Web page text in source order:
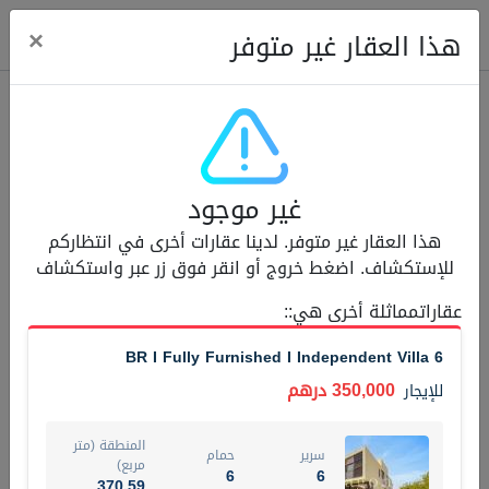
Modern Renovated Unit Near Marina Metro Station
شقة للإيجار 95,000 درهم
3
سرير
1
1
مربع)
المعروض
غير مفروش /ة
اسم الوسيط
NILOOFAR ABBAS VAKIL
رقم الوسيط
هذا العقار غير متوفر ×
غير موجود
هذا العقار غير متوفر. لدينا عقارات أخرى في انتظاركم
للإستكشاف. اضغط خروج أو انقر فوق زر عبر واستكشاف
عقاراتمماثلة أخرى هي::
6 BR I Fully Furnished I Independent Villa
للإيجار 350,000 درهم
سرير
6
حمام
6
المنطقة (متر
مربع)